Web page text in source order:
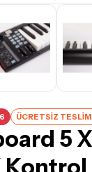
ÜCRETSİZ
5